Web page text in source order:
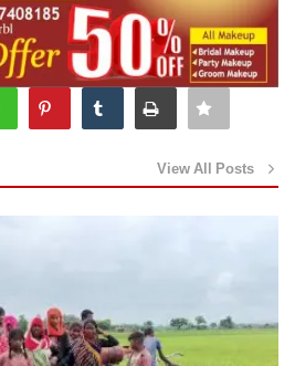
View All Posts